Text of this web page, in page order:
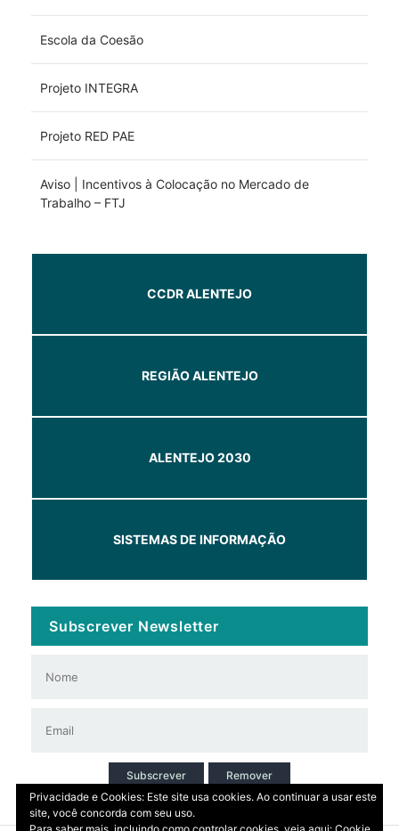
Escola da Coesão
Projeto INTEGRA
Projeto RED PAE
Aviso | Incentivos à Colocação no Mercado de
Trabalho – FTJ
CCDR ALENTEJO
REGIÃO ALENTEJO
ALENTEJO 2030
SISTEMAS DE INFORMAÇÃO
Subscrever Newsletter
Subscrever
Remover
Privacidade e Cookies: Este site usa cookies. Ao continuar a usar este
site, você concorda com seu uso.